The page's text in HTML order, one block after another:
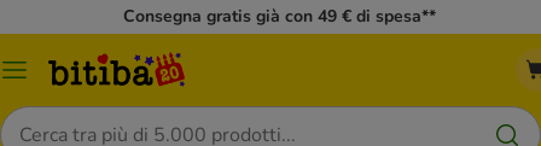
Consegna gratis già con 49 € di spesa**
Overview
Cerca